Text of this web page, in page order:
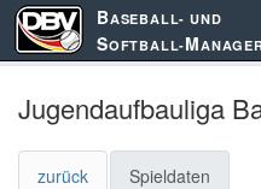
BASEBALL- UND
SOFTBALL-M
Jugendaufbauliga
zurück Spieldaten